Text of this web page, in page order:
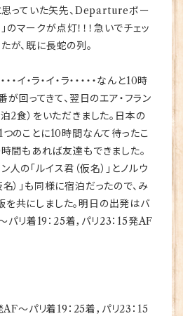
と思っていた矢先、Departureボー
のマークが点灯！！！急いでチェッ
が、既に長蛇の列。
イ・ラ・イ・ラ・・・・・なんと10時
が回ってきて、翌日のエア・フラン
2食）をいただきました。日本の
つのことに10時間なんて待ったこ
間もあれば友達もできました。
人の「ルイス君（仮名）」とノルウ
）」も同様に宿泊だったので、み
共にしました。明日の出発はバ
パリ着19：25着，パリ23：15発AF
～パリ着19：25着，パリ23：15